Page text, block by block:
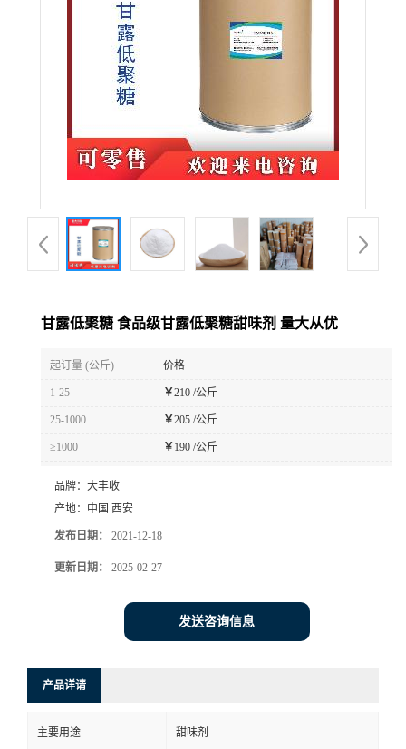
甘露低聚糖 食品级甘露低聚糖甜味剂 量大从优
起订量 (公斤) 价格
1-25 ￥210 /公斤
25-1000 ￥205 /公斤
≥1000 ￥190 /公斤
品牌： 大丰收
产地： 中国 西安
发布日期： 2021-12-18
更新日期： 2025-02-27
发送咨询信息
产品详请
主要用途 甜味剂